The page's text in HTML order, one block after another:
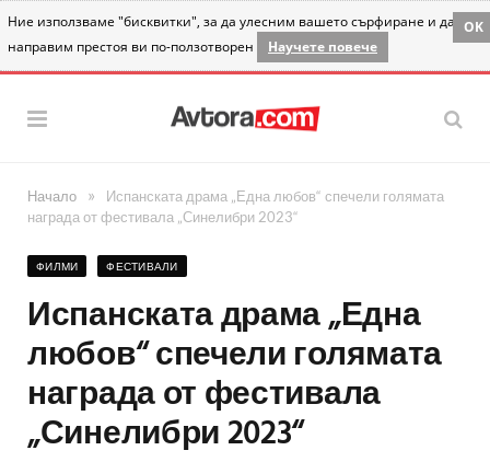
Ние използваме "бисквитки", за да улесним вашето сърфиране и да
направим престоя ви по-ползотворен
Научете повече
OK
Начало »
Испанската драма „Една любов“ спечели голямата
награда от фестивала „Синелибри 2023“
ФИЛМИ ФЕСТИВАЛИ
Испанската драма „Една
любов“ спечели голямата
награда от фестивала
„Синелибри 2023“